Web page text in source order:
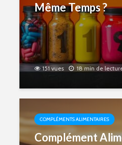
Même Temps ?
151 vues 18 min de
COMPLÉMENTS ALIMENTAIRES
Complément